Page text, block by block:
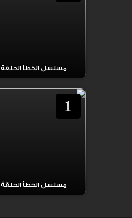
مسلسل الخطأ الحلقة 2 مترجمة
1
مسلسل الخطأ الحلقة 1 مترجمة